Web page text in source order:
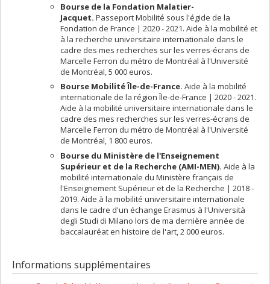
Bourse de la Fondation Malatier-
Jacquet. Passeport Mobilité sous l'égide de la
Fondation de France | 2020 - 2021. Aide à la mobilité et
à la recherche universitaire internationale dans le
cadre des mes recherches sur les verres-écrans de
Marcelle Ferron du métro de Montréal à l'Université
de Montréal, 5 000 euros.
Bourse Mobilité Île-de-France. Aide à la mobilité
internationale de la région Île-de-France | 2020 - 2021.
Aide à la mobilité universitaire internationale dans le
cadre des mes recherches sur les verres-écrans de
Marcelle Ferron du métro de Montréal à l'Université
de Montréal, 1 800 euros.
Bourse du Ministère de l'Enseignement
Supérieur et de la Recherche (AMI-MEN). Aide à la
mobilité internationale du Ministère français de
l'Enseignement Supérieur et de la Recherche | 2018 -
2019. Aide à la mobilité universitaire internationale
dans le cadre d'un échange Erasmus à l'Università
degli Studi di Milano lors de ma dernière année de
baccalauréat en histoire de l'art, 2 000 euros.
Informations supplémentaires